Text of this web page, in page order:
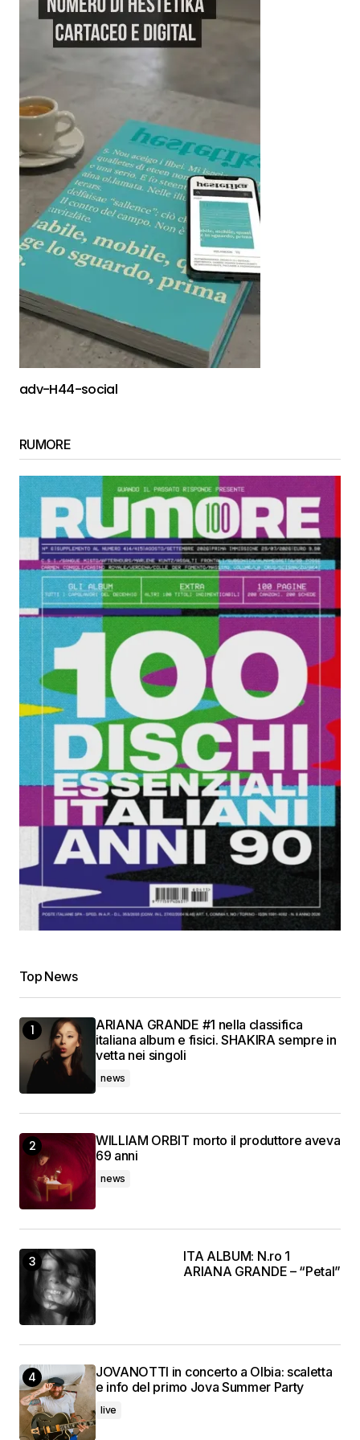
adv-H44-social
RUMORE
Top News
ARIANA GRANDE #1 nella classifica
italiana album e fisici. SHAKIRA sempre in
vetta nei singoli
news
WILLIAM ORBIT morto il produttore aveva
69 anni
news
ITA ALBUM: N.ro 1
ARIANA GRANDE – “Petal”
JOVANOTTI in concerto a Olbia: scaletta
e info del primo Jova Summer Party
live